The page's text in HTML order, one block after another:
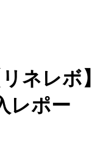
ネレボ】
レポー